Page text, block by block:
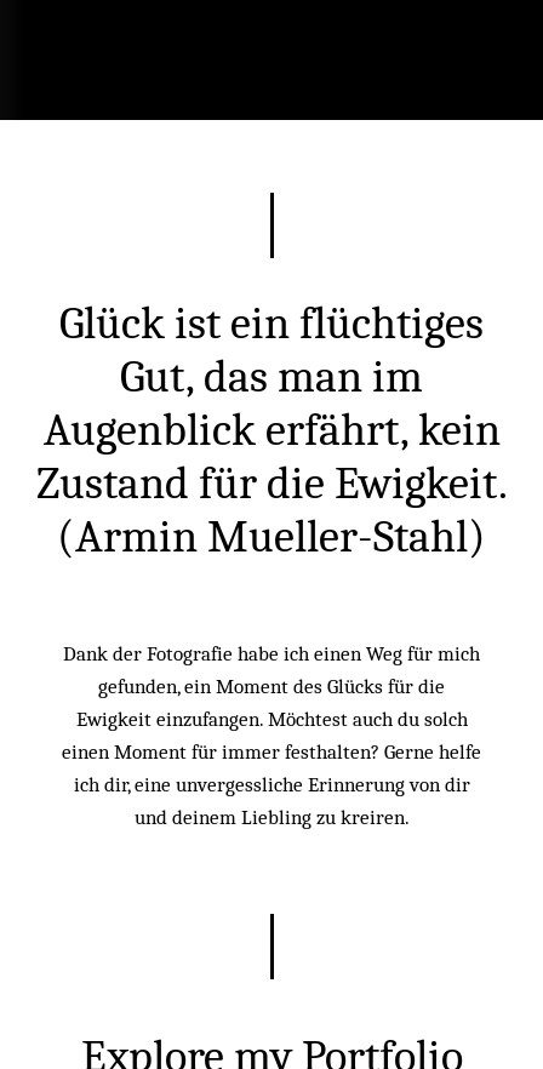
Glück ist ein flüchtiges
Gut, das man im
Augenblick erfährt, kein
Zustand für die Ewigkeit.
(Armin Mueller-Stahl)
Dank der Fotografie habe ich einen Weg für mich
gefunden, ein Moment des Glücks für die
Ewigkeit einzufangen. Möchtest auch du solch
einen Moment für immer festhalten? Gerne helfe
ich dir, eine unvergessliche Erinnerung von dir
und deinem Liebling zu kreiren.
Explore my Portfolio